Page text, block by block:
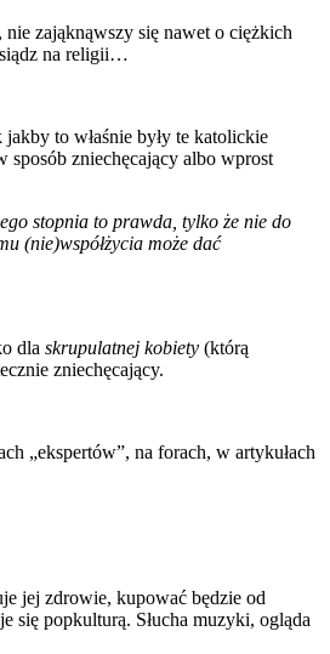
nie zająknąwszy się nawet o ciężkich
na religii…
to właśnie były te katolickie
sposób zniechęcający albo wprost
stopnia to prawda, tylko że nie do
(nie)współżycia może dać
dla skrupulatnej kobiety (którą
zniechęcający.
„ekspertów”, na forach, w artykułach
jej zdrowie, kupować będzie od
się popkulturą. Słucha muzyki, ogląda